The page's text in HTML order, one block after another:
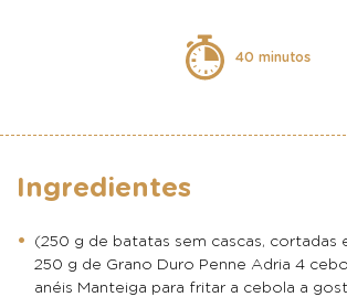
40 minutos
Ingredientes
(250 g de batatas sem cascas, cortadas
250 g de Grano Duro Penne Adria 4
anéis Manteiga para fritar a cebola a